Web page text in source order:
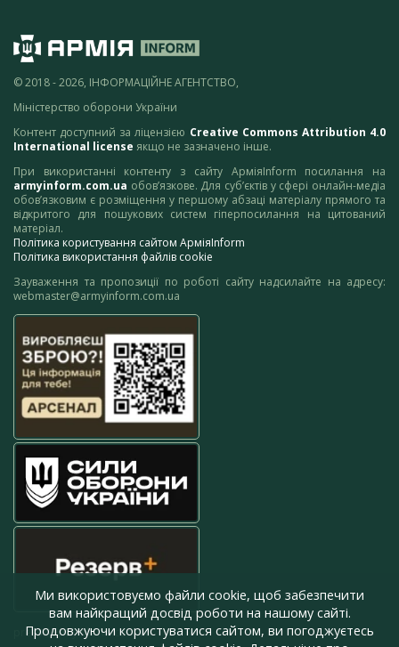
© 2018 - 2026, ІНФОРМАЦІЙНЕ АГЕНТСТВО,
Міністерство оборони України
Контент доступний за ліцензією Creative Commons Attribution 4.0
International license якщо не зазначено інше.
При використанні контенту з сайту АрміяInform посилання на
armyinform.com.ua обов’язкове. Для суб’єктів у сфері онлайн-медіа
обов’язковим є розміщення у першому абзаці матеріалу прямого та
відкритого для пошукових систем гіперпосилання на цитований
матеріал.
Політика користування сайтом АрміяInform
Політика використання файлів cookie
Зауваження та пропозиції по роботі сайту надсилайте на адресу:
webmaster@armyinform.com.ua
press@armyinform.com.ua
Ми використовуємо файли cookie, щоб забезпечити
вам найкращий досвід роботи на нашому сайті.
Продовжуючи користуватися сайтом, ви погоджуєтесь